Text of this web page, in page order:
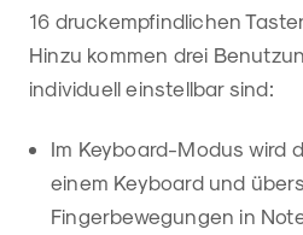
16 druckempfindlichen
Hinzu kommen drei
individuell einstellbar sind:
Im Keyboard-Modus wird
einem Keyboard und
Fingerbewegungen in